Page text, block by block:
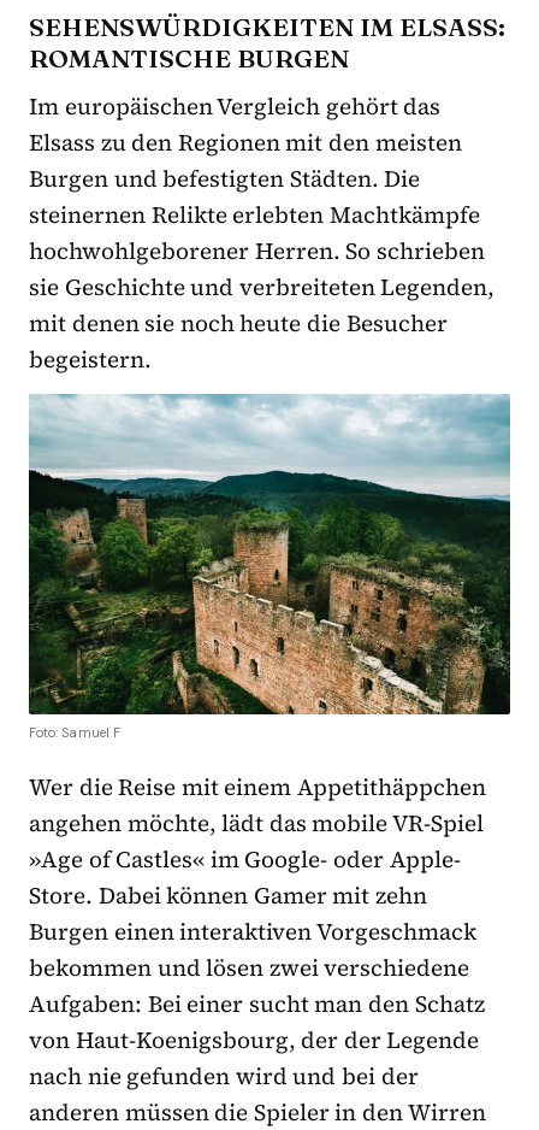
SEHENSWÜRDIGKEITEN IM ELSASS:
ROMANTISCHE BURGEN
Im europäischen Vergleich gehört das
Elsass zu den Regionen mit den meisten
Burgen und befestigten Städten. Die
steinernen Relikte erlebten Machtkämpfe
hochwohlgeborener Herren. So schrieben
sie Geschichte und verbreiteten Legenden,
mit denen sie noch heute die Besucher
begeistern.
Foto: Samuel F
Wer die Reise mit einem Appetithäppchen
angehen möchte, lädt das mobile VR-Spiel
»Age of Castles« im Google- oder Apple-
Store. Dabei können Gamer mit zehn
Burgen einen interaktiven Vorgeschmack
bekommen und lösen zwei verschiedene
Aufgaben: Bei einer sucht man den Schatz
von Haut-Koenigsbourg, der der Legende
nach nie gefunden wird und bei der
anderen müssen die Spieler in den Wirren